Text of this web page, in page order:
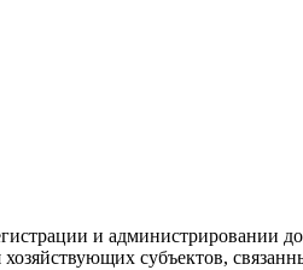
и
субъектов,